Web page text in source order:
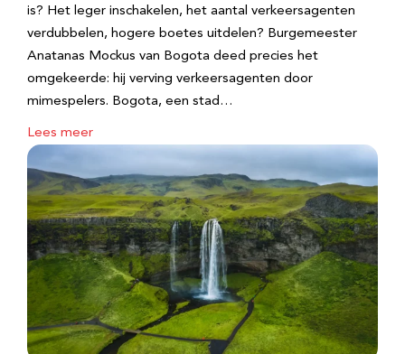
is? Het leger inschakelen, het aantal verkeersagenten
verdubbelen, hogere boetes uitdelen? Burgemeester
Anatanas Mockus van Bogota deed precies het
omgekeerde: hij verving verkeersagenten door
mimespelers. Bogota, een stad…
Lees meer